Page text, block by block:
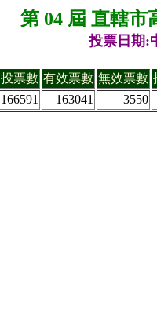
第 04 屆 直轄市
投票日期:
投票數 有效票數 無效票數
166591 163041 3550